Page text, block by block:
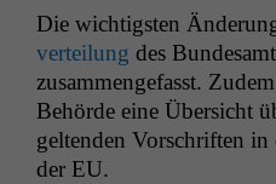
Die wichtig­sten
verteilung des
zusam­menge­fasst.
Behörde eine Über­sicht
gel­tenden Vorschriften in
der EU.